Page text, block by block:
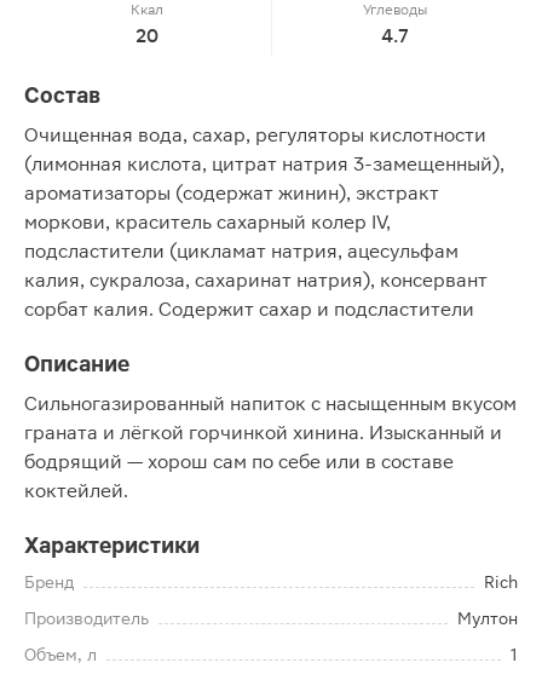
Ккал
20
Углеводы
4.7
Состав
Очищенная вода, сахар, регуляторы кислотности
(лимонная кислота, цитрат натрия 3-замещенный),
ароматизаторы (содержат жинин), экстракт
моркови, краситель сахарный колер IV,
подсластители (цикламат натрия, ацесульфам
калия, сукралоза, сахаринат натрия), консервант
сорбат калия. Содержит сахар и подсластители
Описание
Сильногазированный напиток с насыщенным вкусом
граната и лёгкой горчинкой хинина. Изысканный и
бодрящий — хорош сам по себе или в составе
коктейлей.
Характеристики
Бренд
Rich
Производитель
Мултон
Объем, л
1